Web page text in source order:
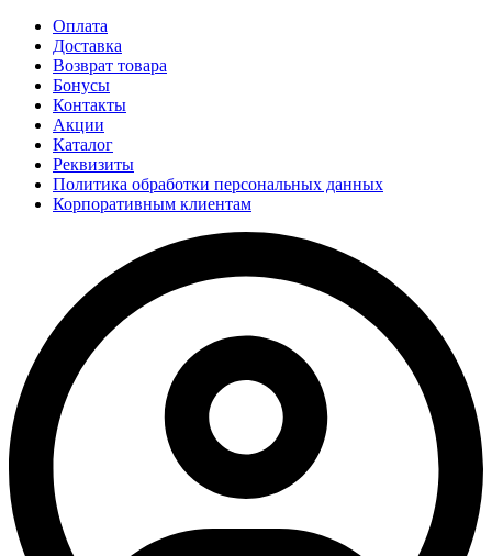
Оплата
Доставка
Возврат товара
Бонусы
Контакты
Акции
Каталог
Реквизиты
Политика обработки персональных данных
Корпоративным клиентам